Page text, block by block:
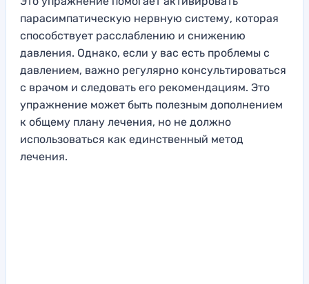
парасимпатическую нервную систему, которая
способствует расслаблению и снижению
давления. Однако, если у вас есть проблемы с
давлением, важно регулярно консультироваться
с врачом и следовать его рекомендациям. Это
упражнение может быть полезным дополнением
к общему плану лечения, но не должно
использоваться как единственный метод
лечения.